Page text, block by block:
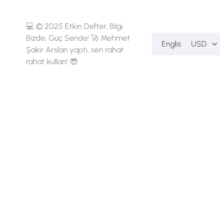
💻 © 2025 Etkin Defter. Bilgi
Bizde, Güç Sende! 🚀 Mehmet
Şakir Arslan yaptı, sen rahat
rahat kullan! 😎
English USD